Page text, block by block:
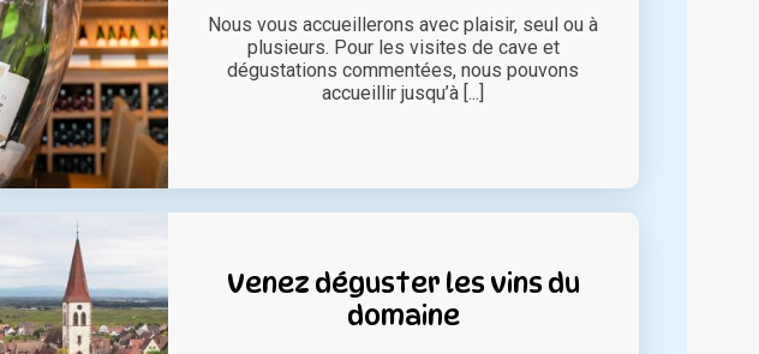
Nous vous accueillerons avec plaisir, seul ou à
plusieurs. Pour les visites de cave et
dégustations commentées, nous pouvons
accueillir jusqu’à [...]
Venez déguster les vins du
domaine